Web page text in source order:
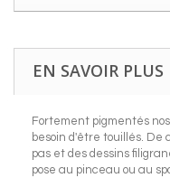
EN SAVOIR PLUS
Fortement pigmentés
besoin d'être touillés. De
pas et des dessins
pose au pinceau ou au